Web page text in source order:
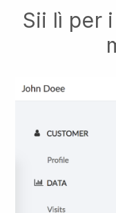
Sii lì per